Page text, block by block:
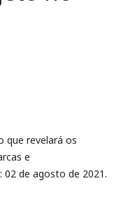
que revelará os
e
02 de agosto de 2021.